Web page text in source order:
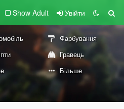
Show Adult Увійти
Фарбування
Гравець
Більше